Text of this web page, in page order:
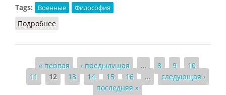
Tags:
Военные Философия
Подробнее
Страницы
« первая ‹ предыдущая … 8 9
10
11
12 13 14 15 16 …
следующая ›
последняя »